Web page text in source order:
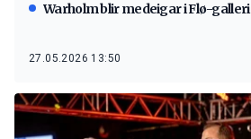
Warholm blir medeigar i Flø-galleri
27.05.2026 13:50